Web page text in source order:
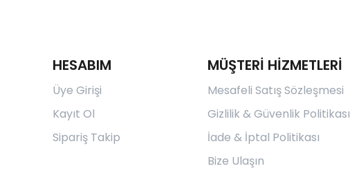
HESABIM
Üye Girişi
Kayıt Ol
Sipariş Takip
MÜŞTERİ HİZMETLERİ
Mesafeli Satış Sözleşmesi
Gizlilik & Güvenlik Politikası
İade & İptal Politikası
Bize Ulaşın